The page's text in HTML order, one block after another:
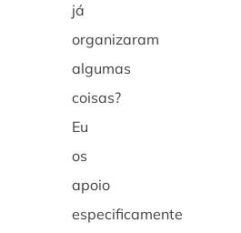
já
organizaram
algumas
coisas?
Eu
os
apoio
especificamente